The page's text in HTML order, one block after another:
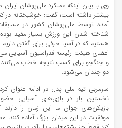
وی با بیان اینکه عملکرد ملی‌پوشان
بیشتر داشته است؛ گفت: خوشبختانه در
آمده توسط ملی‌پوشان کشور در
شناخته شدن این ورزش بسیار مفید
هستیم که در آسیا حرفی برای گفتن
اعضای هیئت رئیسه فدراسیون آسیایی
و جنگجو برای کسب نتیجه خطاب می‌کنند
دو چندان می‌شود.
نخستین بار در بازی‌های آسیایی
بازیکن‌های جوان ما این زمان را
موفقیت در این میدان بزرگ آماده کنند.